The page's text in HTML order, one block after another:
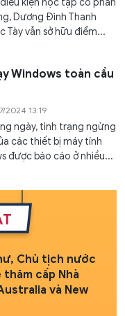
kiện học tập có phần
Dương Đình Thanh
Tày vẫn sở hữu điểm...
Windows toàn cầu
2024 13:19
ngày, tình trạng ngừng
các thiết bị máy tính
được báo cáo ở nhiều...
Chủ tịch nước
thăm cấp Nhà
và New